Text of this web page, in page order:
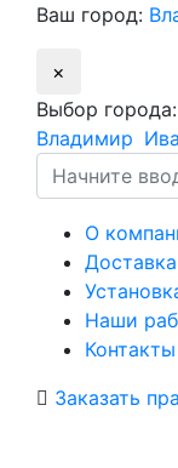
Ваш город:
×
Выбор города:
Владимир
О
Наши
Контакты
Заказать